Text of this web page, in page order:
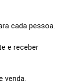
cada pessoa.
e receber
venda.